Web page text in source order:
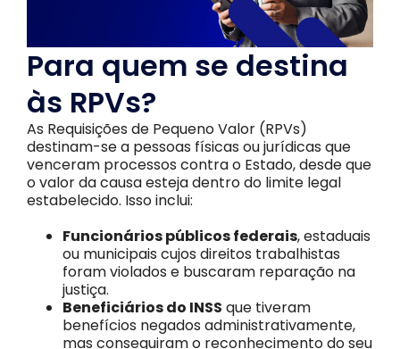
Para quem se destina
às RPVs?
As Requisições de Pequeno Valor (RPVs)
destinam-se a pessoas físicas ou jurídicas que
venceram processos contra o Estado, desde que
o valor da causa esteja dentro do limite legal
estabelecido. Isso inclui:
Funcionários públicos federais, estaduais
ou municipais cujos direitos trabalhistas
foram violados e buscaram reparação na
justiça.
Beneficiários do INSS que tiveram
benefícios negados administrativamente,
mas conseguiram o reconhecimento do seu